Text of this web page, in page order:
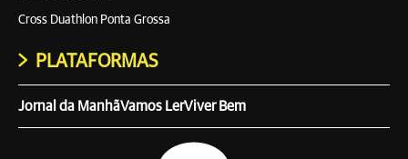
Cross Duathlon Ponta Grossa
PLATAFORMAS
Jornal da ManhãVamos LerViver Bem